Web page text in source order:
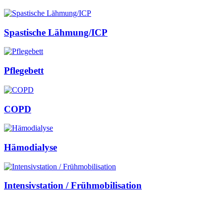
Spastische Lähmung/ICP
Pflegebett
COPD
Hämodialyse
Intensivstation / Frühmobilisation